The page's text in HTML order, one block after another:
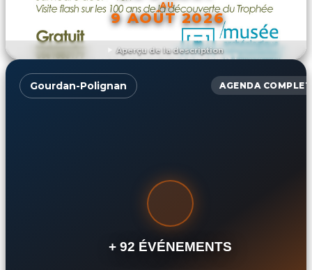
Aperçu de la description
AU
9 AOÛT 2026
DÉCOUVRIR L'ÉVÉNEMENT
Gourdan-Polignan AGENDA COMPLET
+ 92 ÉVÉNEMENTS